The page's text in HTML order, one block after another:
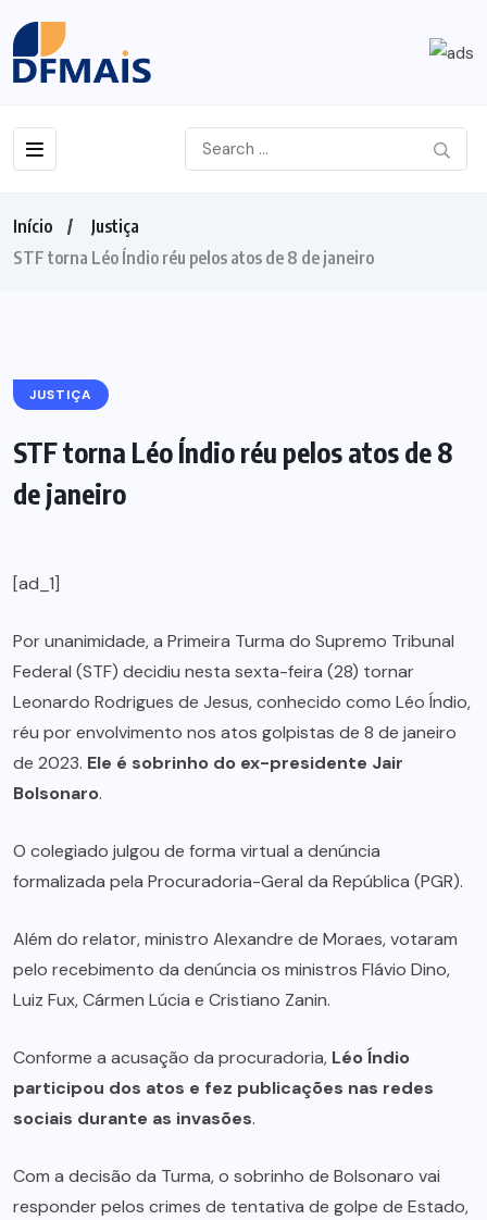
Início
Justiça
STF torna Léo Índio réu pelos atos de 8 de janeiro
JUSTIÇA
STF torna Léo Índio réu pelos atos de 8
de janeiro
[ad_1]
Por unanimidade, a Primeira Turma do Supremo Tribunal
Federal (STF) decidiu nesta sexta-feira (28) tornar
Leonardo Rodrigues de Jesus, conhecido como Léo Índio,
réu por envolvimento nos atos golpistas de 8 de janeiro
de 2023. Ele é sobrinho do ex-presidente Jair
Bolsonaro.
O colegiado julgou de forma virtual a denúncia
formalizada pela Procuradoria-Geral da República (PGR).
Além do relator, ministro Alexandre de Moraes, votaram
pelo recebimento da denúncia os ministros Flávio Dino,
Luiz Fux, Cármen Lúcia e Cristiano Zanin.
Conforme a acusação da procuradoria, Léo Índio
participou dos atos e fez publicações nas redes
sociais durante as invasões.
Com a decisão da Turma, o sobrinho de Bolsonaro vai
responder pelos crimes de tentativa de golpe de Estado,